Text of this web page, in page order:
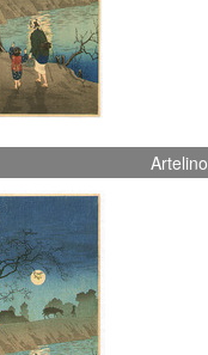
Artelino